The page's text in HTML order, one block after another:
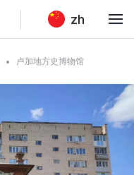
zh
卢加地方史博物馆